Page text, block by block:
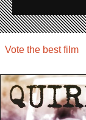
Vote the best film